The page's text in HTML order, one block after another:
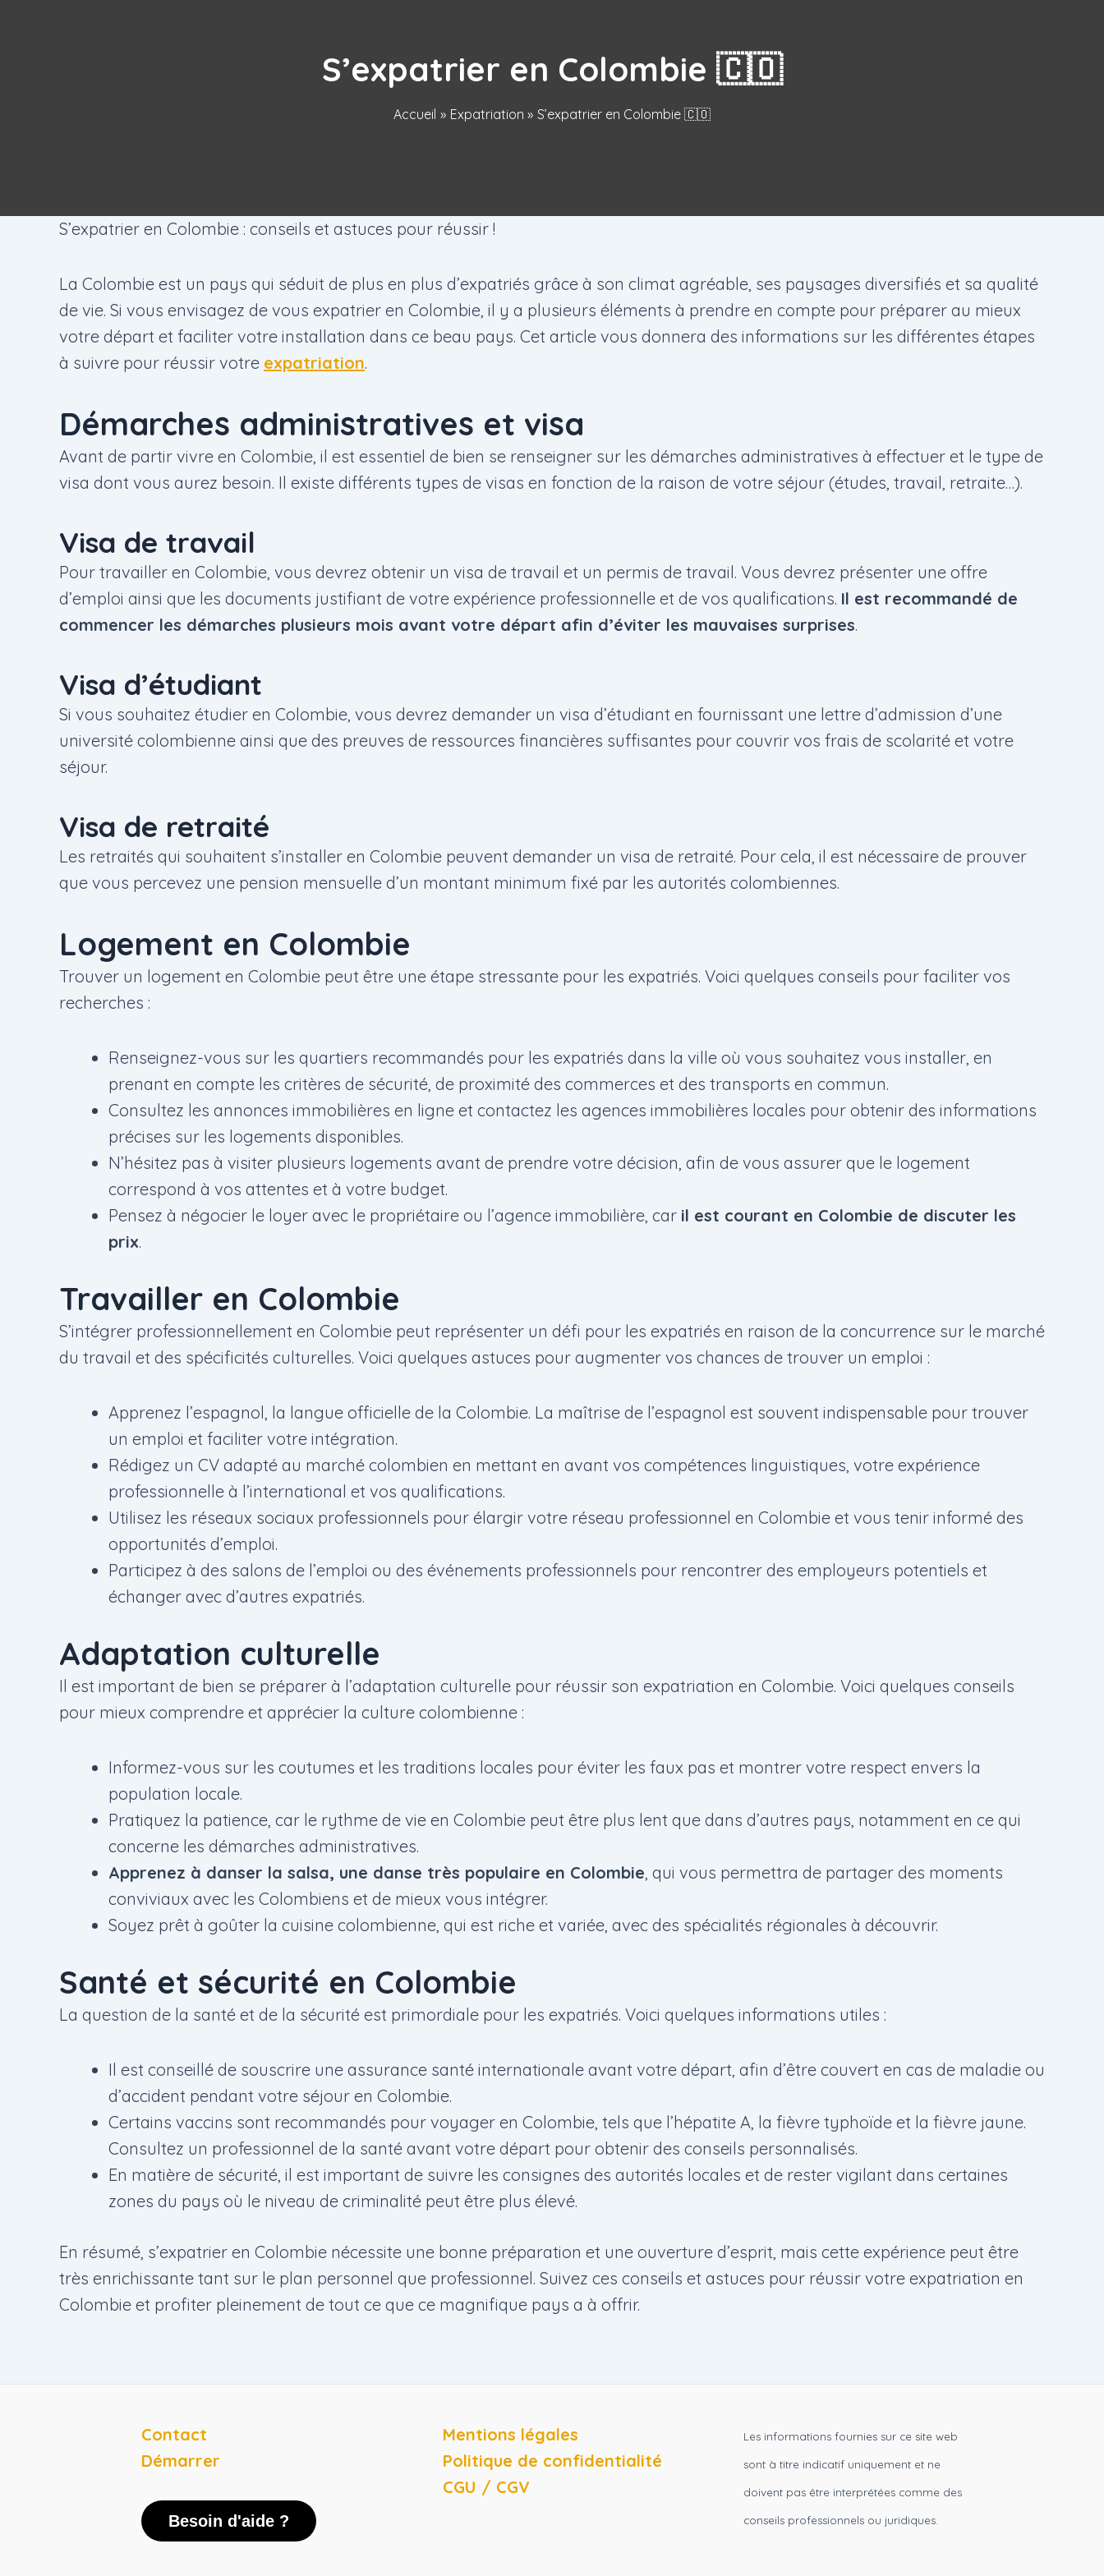
S’expatrier en Colombie 🇨🇴
Accueil Expatriation S’expatrier en Colombie 🇨🇴
S’expatrier en Colombie : conseils et astuces pour réussir !
La Colombie est un pays qui séduit de plus en plus d’expatriés grâce à son climat agréable, ses paysages diversifiés et sa qualité
de vie. Si vous envisagez de vous expatrier en Colombie, il y a plusieurs éléments à prendre en compte pour préparer au mieux
votre départ et faciliter votre installation dans ce beau pays. Cet article vous donnera des informations sur les différentes étapes
à suivre pour réussir votre expatriation.
Démarches administratives et visa
Avant de partir vivre en Colombie, il est essentiel de bien se renseigner sur les démarches administratives à effectuer et le type de
visa dont vous aurez besoin. Il existe différents types de visas en fonction de la raison de votre séjour (études, travail, retraite…).
Visa de travail
Pour travailler en Colombie, vous devrez obtenir un visa de travail et un permis de travail. Vous devrez présenter une offre
d’emploi ainsi que les documents justifiant de votre expérience professionnelle et de vos qualifications. Il est recommandé de
commencer les démarches plusieurs mois avant votre départ afin d’éviter les mauvaises surprises.
Visa d’étudiant
Si vous souhaitez étudier en Colombie, vous devrez demander un visa d’étudiant en fournissant une lettre d’admission d’une
université colombienne ainsi que des preuves de ressources financières suffisantes pour couvrir vos frais de scolarité et votre
séjour.
Visa de retraité
Les retraités qui souhaitent s’installer en Colombie peuvent demander un visa de retraité. Pour cela, il est nécessaire de prouver
que vous percevez une pension mensuelle d’un montant minimum fixé par les autorités colombiennes.
Logement en Colombie
Trouver un logement en Colombie peut être une étape stressante pour les expatriés. Voici quelques conseils pour faciliter vos
recherches :
Renseignez-vous sur les quartiers recommandés pour les expatriés dans la ville où vous souhaitez vous installer, en
prenant en compte les critères de sécurité, de proximité des commerces et des transports en commun.
Consultez les annonces immobilières en ligne et contactez les agences immobilières locales pour obtenir des informations
précises sur les logements disponibles.
N’hésitez pas à visiter plusieurs logements avant de prendre votre décision, afin de vous assurer que le logement
correspond à vos attentes et à votre budget.
Pensez à négocier le loyer avec le propriétaire ou l’agence immobilière, car il est courant en Colombie de discuter les
prix.
Travailler en Colombie
S’intégrer professionnellement en Colombie peut représenter un défi pour les expatriés en raison de la concurrence sur le marché
du travail et des spécificités culturelles. Voici quelques astuces pour augmenter vos chances de trouver un emploi :
Apprenez l’espagnol, la langue officielle de la Colombie. La maîtrise de l’espagnol est souvent indispensable pour trouver
un emploi et faciliter votre intégration.
Rédigez un CV adapté au marché colombien en mettant en avant vos compétences linguistiques, votre expérience
professionnelle à l’international et vos qualifications.
Utilisez les réseaux sociaux professionnels pour élargir votre réseau professionnel en Colombie et vous tenir informé des
opportunités d’emploi.
Participez à des salons de l’emploi ou des événements professionnels pour rencontrer des employeurs potentiels et
échanger avec d’autres expatriés.
Adaptation culturelle
Il est important de bien se préparer à l’adaptation culturelle pour réussir son expatriation en Colombie. Voici quelques conseils
pour mieux comprendre et apprécier la culture colombienne :
Informez-vous sur les coutumes et les traditions locales pour éviter les faux pas et montrer votre respect envers la
population locale.
Pratiquez la patience, car le rythme de vie en Colombie peut être plus lent que dans d’autres pays, notamment en ce qui
concerne les démarches administratives.
Apprenez à danser la salsa, une danse très populaire en Colombie , qui vous permettra de partager des moments
conviviaux avec les Colombiens et de mieux vous intégrer.
Soyez prêt à goûter la cuisine colombienne, qui est riche et variée, avec des spécialités régionales à découvrir.
Santé et sécurité en Colombie
La question de la santé et de la sécurité est primordiale pour les expatriés. Voici quelques informations utiles :
Il est conseillé de souscrire une assurance santé internationale avant votre départ, afin d’être couvert en cas de maladie ou
d’accident pendant votre séjour en Colombie.
Certains vaccins sont recommandés pour voyager en Colombie, tels que l’hépatite A, la fièvre typhoïde et la fièvre jaune.
Consultez un professionnel de la santé avant votre départ pour obtenir des conseils personnalisés.
En matière de sécurité, il est important de suivre les consignes des autorités locales et de rester vigilant dans certaines
zones du pays où le niveau de criminalité peut être plus élevé.
En résumé, s’expatrier en Colombie nécessite une bonne préparation et une ouverture d’esprit, mais cette expérience peut être
très enrichissante tant sur le plan personnel que professionnel. Suivez ces conseils et astuces pour réussir votre expatriation en
Colombie et profiter pleinement de tout ce que ce magnifique pays a à offrir.
Contact
Démarrer
Besoin d'aide ?
Mentions légales
Politique de confidentialité
CGU / CGV
Les informations fournies sur ce site web
sont à titre indicatif uniquement et ne
doivent pas être interprétées comme des
conseils professionnels ou juridiques.